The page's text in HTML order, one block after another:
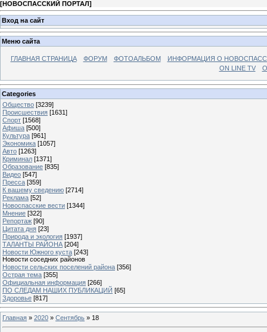
[НОВОСПАССКИЙ ПОРТАЛ]
Вход на сайт
Меню сайта
ГЛАВНАЯ СТРАНИЦА ФОРУМ ФОТОАЛЬБОМ
ИНФОРМАЦИЯ О
ON LINE TV
Categories
Общество [3239]
Происшествия [1631]
Спорт [1568]
Афиша [500]
Культура [961]
Экономика [1057]
Авто [1263]
Криминал [1371]
Образование [835]
Видео [547]
Пресса [359]
К вашему сведению [2714]
Реклама [52]
Новоспасские вести [1344]
Мнение [322]
Репортаж [90]
Цитата дня [23]
Природа и экология [1937]
ТАЛАНТЫ РАЙОНА [204]
Новости Южного куста [243]
Новости соседних районов
Новости сельских поселений района [356]
Острая тема [355]
Официальная информация [266]
ПО СЛЕДАМ НАШИХ ПУБЛИКАЦИЙ [65]
Здоровье [817]
Главная » 2020 » Сентябрь » 18